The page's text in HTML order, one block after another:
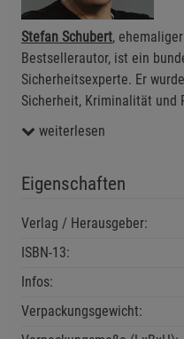
Stefan Schubert,
Bestsellerautor, ist ein
Sicherheitsexperte. Er
Sicherheit, Kriminalität und
weiterlesen
Eigenschaften
Verlag / Herausgeber:
ISBN-13:
Infos:
Verpackungsgewicht:
Zurück Einwilligung nicht
Notwendige
Beschreibung Notwendige
Funktionale
Beschreibung Funktionale
Statistik Cookies